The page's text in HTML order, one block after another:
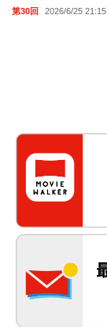
第30回 2026/6/25 21:15